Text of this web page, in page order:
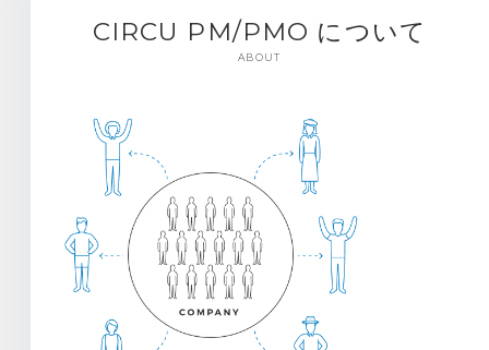
CIRCU PM/PMO について
ABOUT